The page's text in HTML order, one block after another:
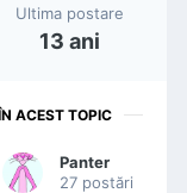
Ultima postare
13 ani
ACEST TOPIC
Panter
27 postări